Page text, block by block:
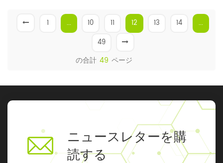
1 ... 10 11 12 13 14
...
49
の合計 49 ページ
ニュースレターを購
読する